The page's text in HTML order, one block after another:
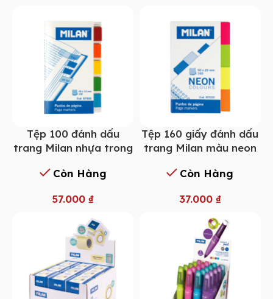
Tệp 100 đánh dấu
trang Milan nhựa trong
Còn Hàng
57.000 ₫
Tệp 160 giấy đánh dấu
trang Milan màu neon
Còn Hàng
37.000 ₫